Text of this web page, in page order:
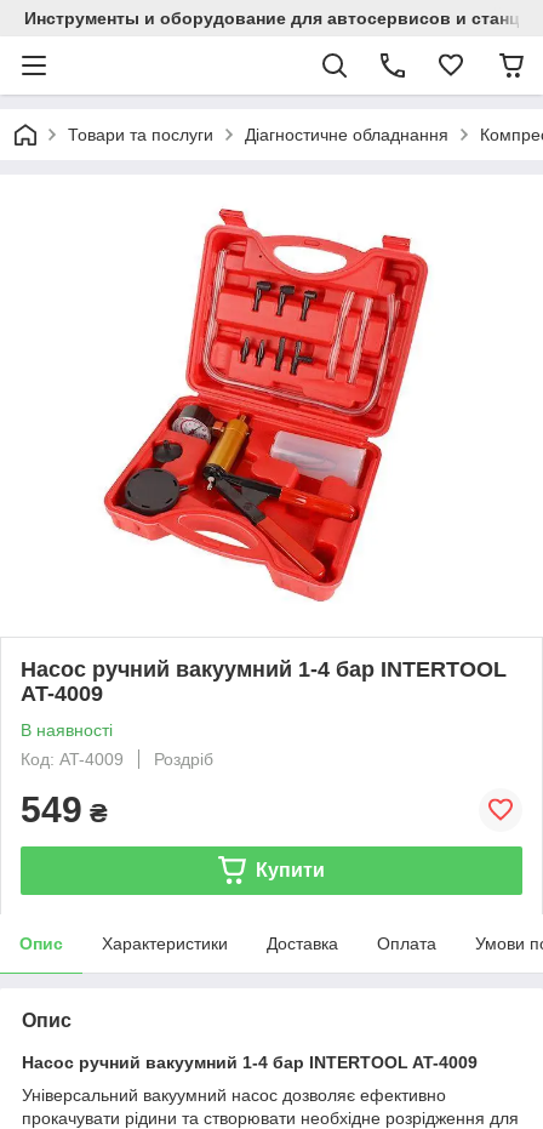
Инструменты и оборудование для автосервисов и
Товари та послуги Діагностичне обладнання
Насос ручний вакуумний 1-4 бар INTERTOOL
AT-4009
В наявності
Код: AT-4009
Роздріб
549 ₴
Купити
Опис Характеристики Доставка Оплата Умови
Опис
Насос ручний вакуумний 1-4 бар INTERTOOL AT-4009
Універсальний вакуумний насос дозволяє ефективно
прокачувати рідини та створювати необхідне розрідження для